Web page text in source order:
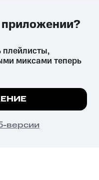
вред здоровью,
установленную
сайте все
плейлисты,
миксами теперь
версии